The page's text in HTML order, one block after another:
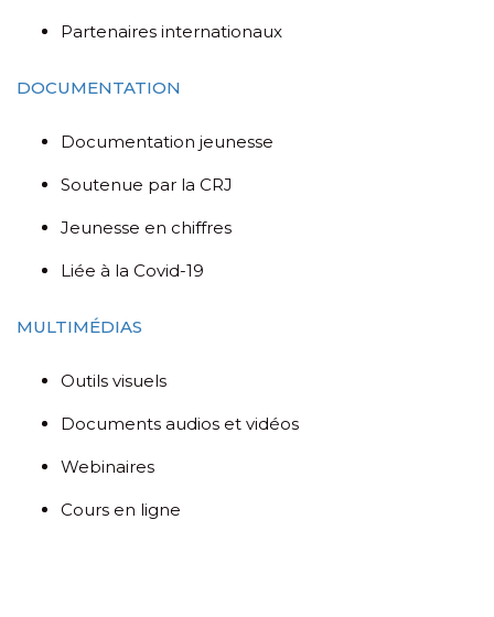
Partenaires internationaux
DOCUMENTATION
Documentation jeunesse
Soutenue par la CRJ
Jeunesse en chiffres
Liée à la Covid-19
MULTIMÉDIAS
Outils visuels
Documents audios et vidéos
Webinaires
Cours en ligne